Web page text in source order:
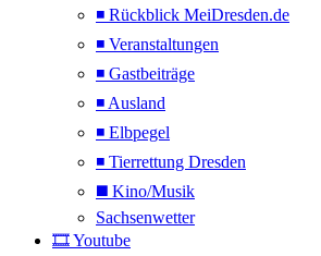
◾ Rückblick MeiDresden.de
◾ Veranstaltungen
◾ Gastbeiträge
◾ Ausland
◾ Elbpegel
◾ Tierrettung Dresden
◼️ Kino/Musik
Sachsenwetter
🎞️ Youtube